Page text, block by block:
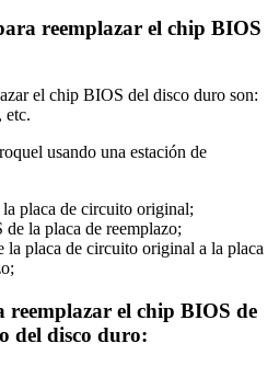
reemplazar el chip BIOS
el chip BIOS del disco duro son:
etc.
usando una estación de
placa de circuito original;
la placa de reemplazo;
la placa de circuito original a la placa
reemplazar el chip BIOS de
del disco duro: